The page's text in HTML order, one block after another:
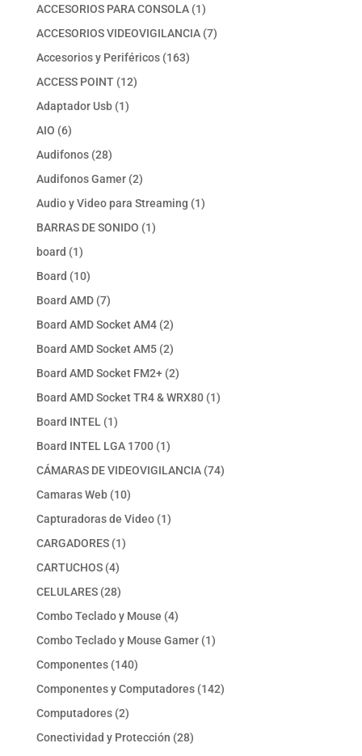
ACCESORIOS PARA CONSOLA 11
producto
ACCESORIOS VIDEOVIGILANCIA 77
Accesorios y Periféricos 163163
ACCESS POINT 1212
Adaptador Usb 11
AIO 66
productos
Audifonos 2828
productos
Audifonos Gamer 22
productos
Audio y Video para Streaming 11
BARRAS DE SONIDO 11
board 11
producto
Board 1010
productos
Board AMD 77
productos
Board AMD Socket AM4 22
productos
Board AMD Socket AM5 22
productos
Board AMD Socket FM2+ 22
productos
Board AMD Socket TR4 & WRX80 11
Board INTEL 11
producto
Board INTEL LGA 1700 11
producto
CÁMARAS DE VIDEOVIGILANCIA 7474
Camaras Web 1010
productos
Capturadoras de Video 11
CARGADORES 11
CARTUCHOS 44
productos
CELULARES 2828
productos
Combo Teclado y Mouse 44
productos
Combo Teclado y Mouse Gamer 11
Componentes 140140
productos
Componentes y Computadores 142142
Computadores 22
productos
Conectividad y Protección 2828